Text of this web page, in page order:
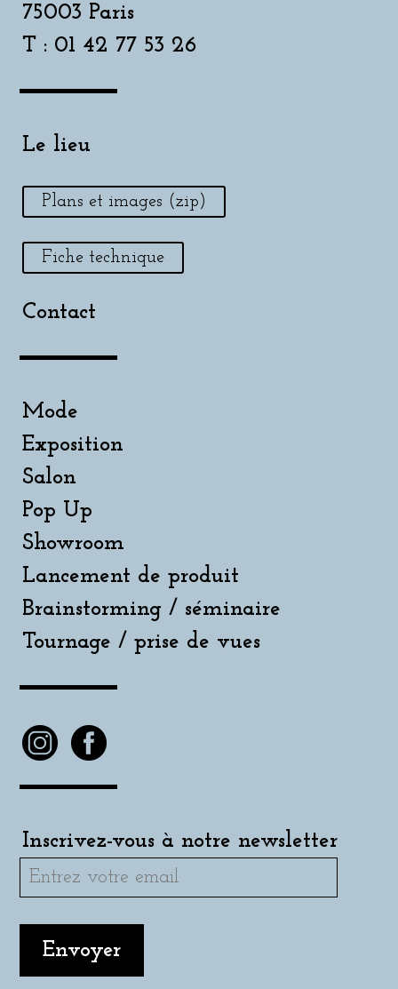
75003 Paris
T : 01 42 77 53 26
Le lieu
Plans et images (zip)
Fiche technique
Contact
Mode
Exposition
Salon
Pop Up
Showroom
Lancement de produit
Brainstorming / séminaire
Tournage / prise de vues
Inscrivez-vous à notre newsletter